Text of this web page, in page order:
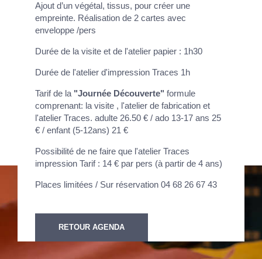
Ajout d’un végétal, tissus, pour créer une
empreinte. Réalisation de 2 cartes avec
enveloppe /pers
Durée de la visite et de l'atelier papier : 1h30
Durée de l'atelier d'impression Traces 1h
Tarif de la "Journée Découverte" formule
comprenant: la visite , l'atelier de fabrication et
l'atelier Traces. adulte 26.50 € / ado 13-17 ans 25
€ / enfant (5-12ans) 21 €
Possibilité de ne faire que l'atelier Traces
impression Tarif : 14 € par pers (à partir de 4 ans)
Places limitées / Sur réservation 04 68 26 67 43
RETOUR AGENDA